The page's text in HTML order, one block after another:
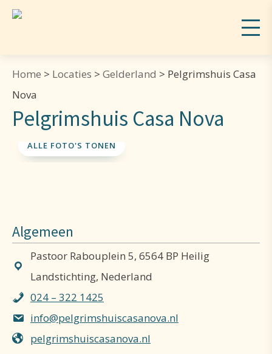
Home > Locaties > Gelderland > Pelgrimshuis Casa
Nova
Pelgrimshuis Casa Nova
ALLE FOTO'S TONEN
Algemeen
Pastoor Rabouplein 5, 6564 BP Heilig
Landstichting, Nederland
024 – 322 1425
info@pelgrimshuiscasanova.nl
pelgrimshuiscasanova.nl